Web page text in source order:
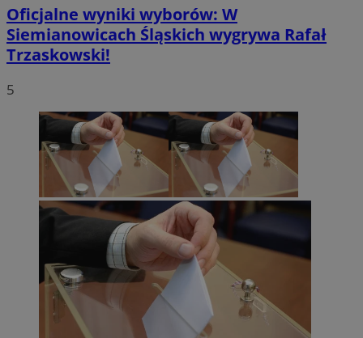
Oficjalne wyniki wyborów: W
Siemianowicach Śląskich wygrywa Rafał
Trzaskowski!
5